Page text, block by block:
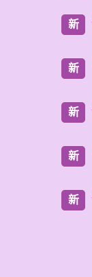
新
新
新
新
新